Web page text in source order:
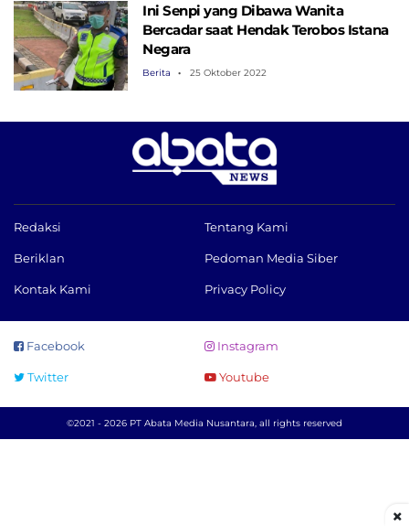
Ini Senpi yang Dibawa Wanita
Bercadar saat Hendak Terobos Istana
Negara
Berita 25 Oktober 2022
Redaksi Tentang Kami
Beriklan Pedoman Media Siber
Kontak Kami Privacy Policy
Facebook Instagram
Twitter Youtube
©2021 - 2026 PT Abata Media Nusantara, all rights reserved
×